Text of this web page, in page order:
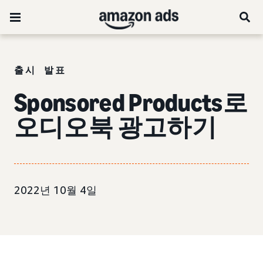
출시 발표
Sponsored Products로
오디오북 광고하기
2022년 10월 4일